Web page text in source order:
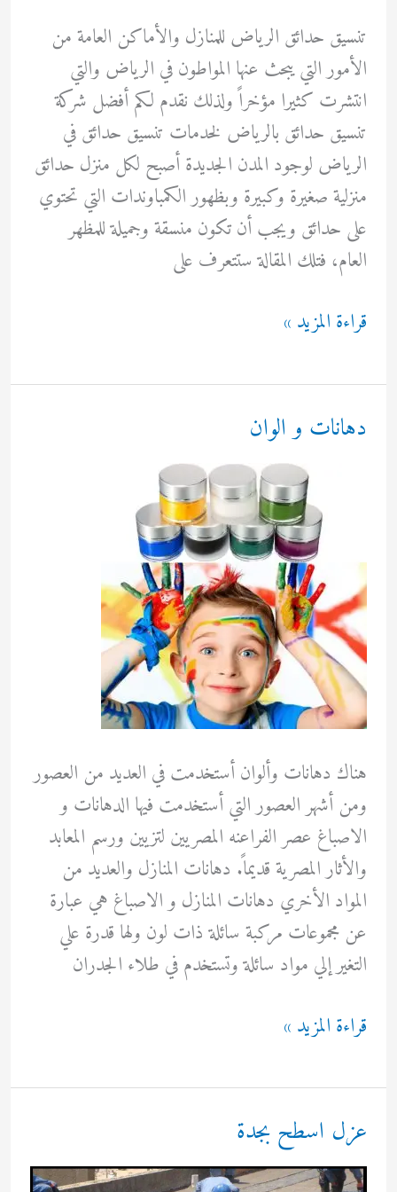
تنسيق حدائق الرياض للمنازل والأماكن العامة من
الأمور التي يبحث عنها المواطون في الرياض والتي
انتشرت كثيرا مؤخراً ولذلك نقدم لكم أفضل شركة
تنسيق حدائق بالرياض لخدمات تنسيق حدائق في
الرياض لوجود المدن الجديدة أصبح لكل منزل حدائق
منزلية صغيرة وكبيرة وبظهور الكمباوندات التي تحتوي
على حدائق ويجب أن تكون منسقة وجميلة للمظهر
العام، فتلك المقالة ستتعرف على
تنسيق
الرياض
قراءة المزيد »
دهانات و الوان
هناك دهانات وألوان أستخدمت في العديد من العصور
ومن أشهر العصور التي أستخدمت فيها الدهانات و
الاصباغ عصر الفراعنه المصريين لتزيين ورسم المعابد
والأثار المصرية قديماً. دهانات المنازل والعديد من
المواد الأخري دهانات المنازل و الاصباغ هي عبارة
عن مجموعات مركبة سائلة ذات لون ولها قدرة علي
التغير إلي مواد سائلة وتستخدم في طلاء الجدران
دهانات
الوان
قراءة المزيد »
عزل اسطح بجدة